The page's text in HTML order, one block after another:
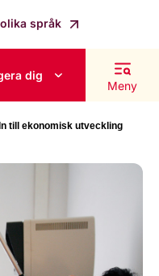
språk
dig
Meny
till ekonomisk utveckling